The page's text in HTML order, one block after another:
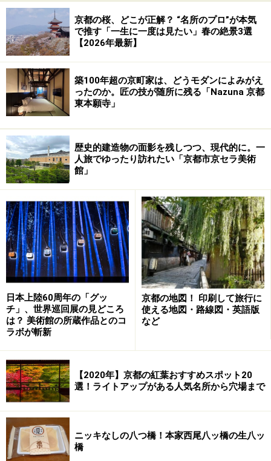
また、月毎に「季節の御膳」（5000円）として、その季
節の旬の食材といもぼうがセットで味わえる御膳も用意
されています。
ちなみに7月は「祇園祭御膳」で鱧の落としと鮎の塩焼
きが付きます。
■いもぼう平野家本家
住所：京都市東山区円山公園内
電話：075-525-0026
営業時間：11：00～20：30
HP：www.imobou.com/
※データは記事公開時点のものです。
※記事内容は執筆時点のものです。最新の内容をご確認くださ
い。
京都の桜、どこが正解？ “名所のプロ”が本気
で推す「一生に一度は見たい」春の絶景3選
【2026年最新】
築100年超の京町家は、どうモダンによみがえ
ったのか。匠の技が随所に残る「Nazuna 京都
東本願寺」
歴史的建造物の面影を残しつつ、現代的に。一
人旅でゆったり訪れたい「京都市京セラ美術
館」
日本上陸60周年の「グッ
チ」、世界巡回展の見どころ
は？ 美術館の所蔵作品とのコ
ラボが斬新
京都の地図！ 印刷して旅行に
使える地図・路線図・英語版
など
【2020年】京都の紅葉おすすめスポット20
選！ライトアップがある人気名所から穴場まで
ニッキなしの八つ橋！本家西尾八ッ橋の生八ッ
橋